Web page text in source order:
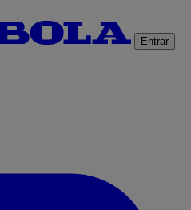
Entrar